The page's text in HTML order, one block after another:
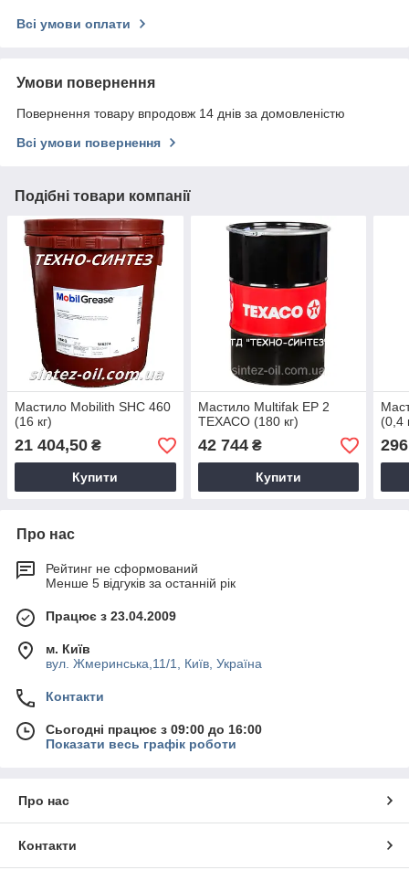
Всі умови оплати
Умови повернення
Повернення товару впродовж 14 днів за домовленістю
Всі умови повернення
Подібні товари компанії
Мастило Mobilith SHC 460
(16 кг)
21 404,50 ₴
Купити
Мастило Multifak EP 2
TEXACO (180 кг)
42 744₴
Купити
(0,4
296
Про нас
Рейтинг не сформований
Менше 5 відгуків за останній рік
Працює з 23.04.2009
м. Київ
вул. Жмеринська,11/1, Київ, Україна
Контакти
Сьогодні працює з 09:00 до 16:00
Показати весь графік роботи
Про нас
Контакти